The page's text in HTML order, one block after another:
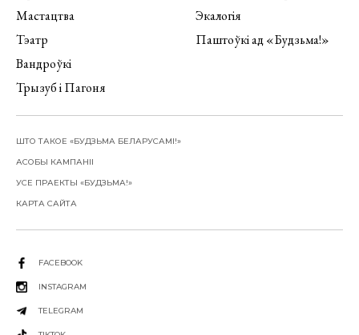
Мастацтва
Тэатр
Вандроўкі
Трызуб і Пагоня
Экалогія
Паштоўкі ад «Будзьма!»
ШТО ТАКОЕ «БУДЗЬМА БЕЛАРУСАМІ!»
АСОБЫ КАМПАНІІ
УСЕ ПРАЕКТЫ «БУДЗЬМА!»
КАРТА САЙТА
FACEBOOK
INSTAGRAM
TELEGRAM